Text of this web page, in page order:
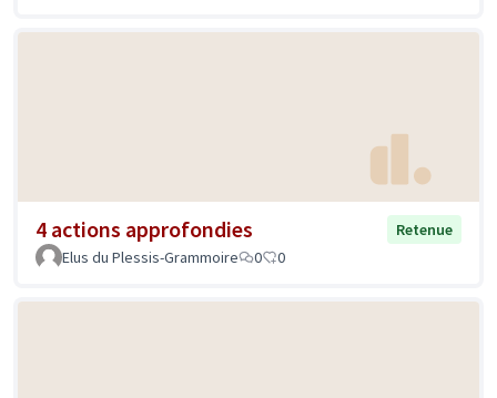
4 actions approfondies
Retenue
Elus du Plessis-Grammoire
0 0